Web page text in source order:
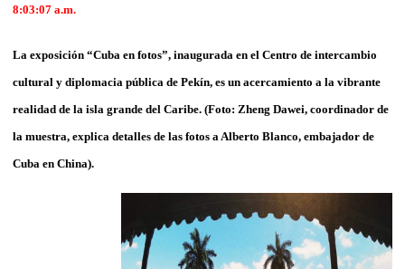
8:03:07 a.m.
La exposición “Cuba en fotos”, inaugurada en el Centro de intercambio
cultural y diplomacia pública de Pekín, es un acercamiento a la vibrante
realidad de la isla grande del Caribe. (Foto: Zheng Dawei, coordinador de
la muestra, explica detalles de las fotos a Alberto Blanco, embajador de
Cuba en China).